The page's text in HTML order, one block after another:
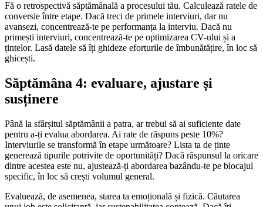
Fă o retrospectivă săptămânală a procesului tău. Calculează ratele de
conversie între etape. Dacă treci de primele interviuri, dar nu
avansezi, concentrează-te pe performanța la interviu. Dacă nu
primești interviuri, concentrează-te pe optimizarea CV-ului și a
țintelor. Lasă datele să îți ghideze eforturile de îmbunătățire, în loc să
ghicești.
Săptămâna 4: evaluare, ajustare și
susținere
Până la sfârșitul săptămânii a patra, ar trebui să ai suficiente date
pentru a-ți evalua abordarea. Ai rate de răspuns peste 10%?
Interviurile se transformă în etape următoare? Lista ta de ținte
generează tipurile potrivite de oportunități? Dacă răspunsul la oricare
dintre acestea este nu, ajustează-ți abordarea bazându-te pe blocajul
specific, în loc să crești volumul general.
Evaluează, de asemenea, starea ta emoțională și fizică. Căutarea